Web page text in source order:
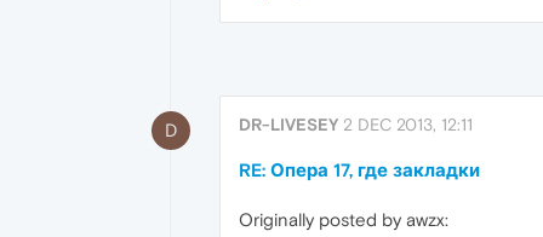
D DR-LIVESEY 2 DEC 2013, 12:11
RE: Опера 17, где закладки
Originally posted by awzx: